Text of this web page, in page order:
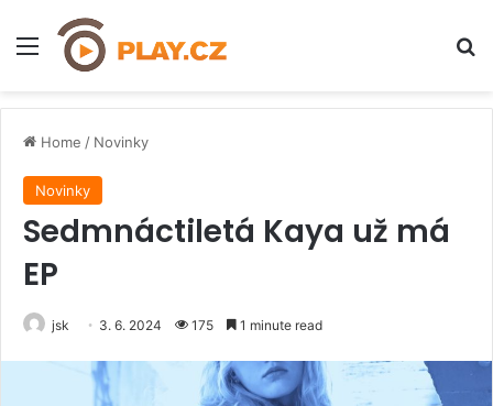
Menu
Home / Novinky
Novinky
Sedmnáctiletá Kaya už má
EP
jsk 3. 6. 2024 175 1 minute read